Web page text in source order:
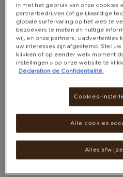
APPLE WATCH SE 3 GPS
Meer opties beschikbaar
in met het gebruik van onze cookies
partnerbedrijven (of gelijkaardige
globale surfervaring op het web te
bezoekers te meten en nuttige
wij, en onze partners, u advertenties
uw interesses zijn afgestemd. Stel
klikken of op eender welk moment
instellingen » op onze website te
Déclaration de Confidentialité.
Cookies-
Alles
Alle cookies